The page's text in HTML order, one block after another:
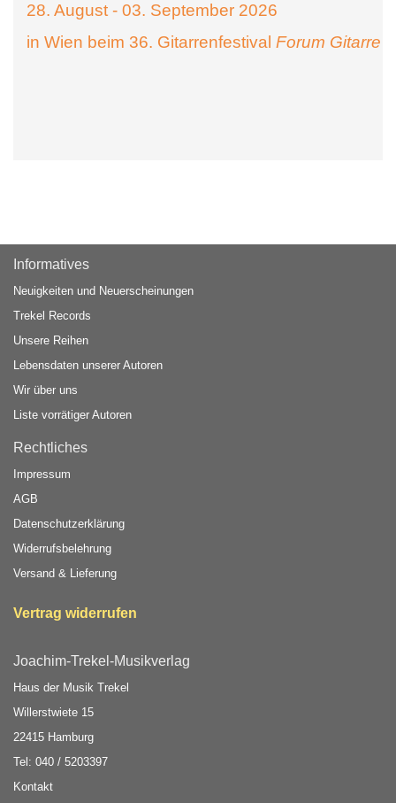
28. August - 03. September 2026
in Wien beim 36. Gitarrenfestival Forum Gitarre
Informatives
Neuigkeiten und Neuerscheinungen
Trekel Records
Unsere Reihen
Lebensdaten unserer Autoren
Wir über uns
Liste vorrätiger Autoren
Rechtliches
Impressum
AGB
Datenschutzerklärung
Widerrufsbelehrung
Versand & Lieferung
Vertrag widerrufen
Joachim-Trekel-Musikverlag
Haus der Musik Trekel
Willerstwiete 15
22415 Hamburg
Tel: 040 / 5203397
Kontakt